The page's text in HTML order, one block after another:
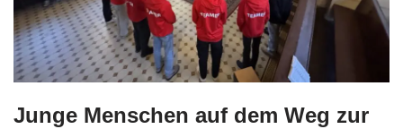
Junge Menschen auf dem Weg zur